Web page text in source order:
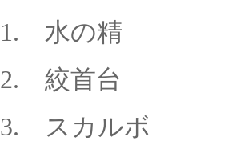
1. 水の精
2. 絞首台
3. スカルボ